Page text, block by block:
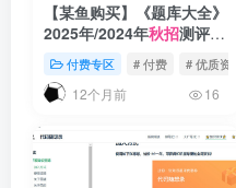
【某鱼购买】《题库大全》
2025年/2024年秋招测评题
库——智鼎、赛码、牛客校
招 付费专区 # 付费 # 优质资源
12个月前 16